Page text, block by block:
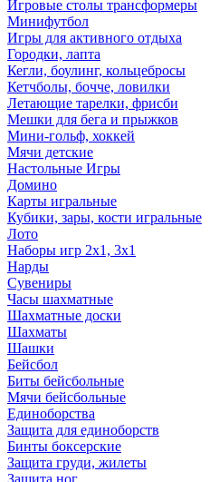
Игровые столы трансформеры
Минифутбол
Игры для активного отдыха
Городки, лапта
Кегли, боулинг, кольцебросы
Кетчболы, бочче, ловилки
Летающие тарелки, фрисби
Мешки для бега и прыжков
Мини-гольф, хоккей
Мячи детские
Настольные Игры
Домино
Карты игральные
Кубики, зары, кости игральные
Лото
Наборы игр 2х1, 3х1
Нарды
Сувениры
Часы шахматные
Шахматные доски
Шахматы
Шашки
Бейсбол
Биты бейсбольные
Мячи бейсбольные
Единоборства
Защита для единоборств
Бинты боксерские
Защита груди, жилеты
Защита ног